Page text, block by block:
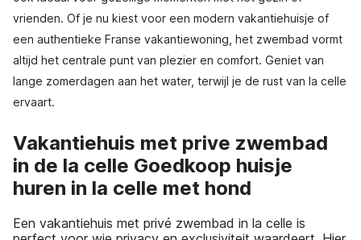
vrienden. Of je nu kiest voor een modern vakantiehuisje of
een authentieke Franse vakantiewoning, het zwembad vormt
altijd het centrale punt van plezier en comfort. Geniet van
lange zomerdagen aan het water, terwijl je de rust van la celle
ervaart.
Vakantiehuis met prive zwembad
in de la celle Goedkoop huisje
huren in la celle met hond
Een vakantiehuis met privé zwembad in la celle is